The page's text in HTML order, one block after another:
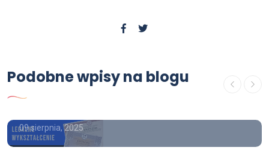
Podobne wpisy na blogu
OFERTA
Kupię dyplom licencjat
09 sierpnia, 2025